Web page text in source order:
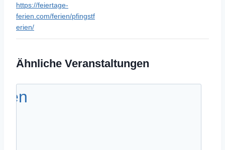
https://feiertage-
ferien.com/ferien/pfingstf
erien/
Ähnliche Veranstaltungen